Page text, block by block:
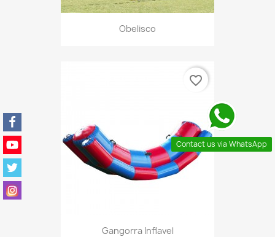
Obelisco
Gangorra Inflavel
favorite_border
Contact us via WhatsApp